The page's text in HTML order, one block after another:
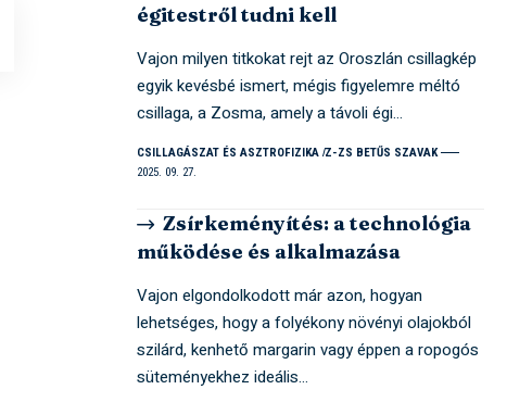
égitestről tudni kell
Vajon milyen titkokat rejt az Oroszlán csillagkép
egyik kevésbé ismert, mégis figyelemre méltó
csillaga, a Zosma, amely a távoli égi…
CSILLAGÁSZAT ÉS ASZTROFIZIKA Z-ZS BETŰS SZAVAK
2025. 09. 27.
Zsírkeményítés: a technológia
működése és alkalmazása
Vajon elgondolkodott már azon, hogyan
lehetséges, hogy a folyékony növényi olajokból
szilárd, kenhető margarin vagy éppen a ropogós
süteményekhez ideális…